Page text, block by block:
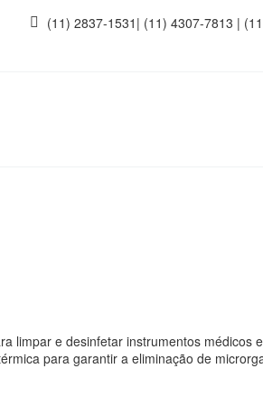
(11) 2837-1531| (11) 4307-7813 |
limpar e desinfetar instrumentos médicos
para garantir a eliminação de